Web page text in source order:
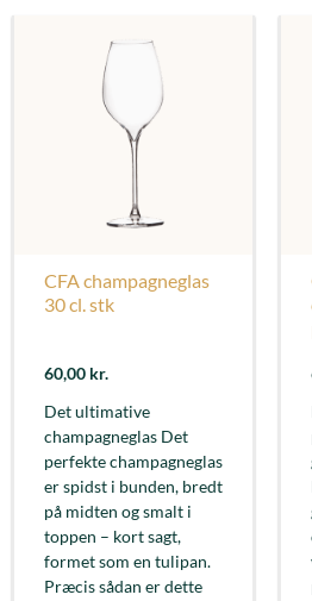
CFA champagneglas
30 cl. stk
60,00 kr.
Det ultimative
champagneglas Det
perfekte champagneglas
er spidst i bunden, bredt
på midten og smalt i
toppen – kort sagt,
formet som en tulipan.
Præcis sådan er dette